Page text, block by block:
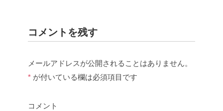
コメントを残す
メールアドレスが公開されることはありません。
* が付いている欄は必須項目です
コメント